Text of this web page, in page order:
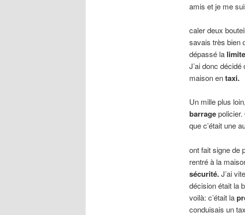
amis et je me
caler deux
savais très bien
dépassé la limite
J’ai donc
maison entaxi.
Un mille plus
barragepolicier.
que c’était une
ont fait signe de
rentré à la
sécurité.J’ai
décision était la
voilà: c’était la
conduisais un